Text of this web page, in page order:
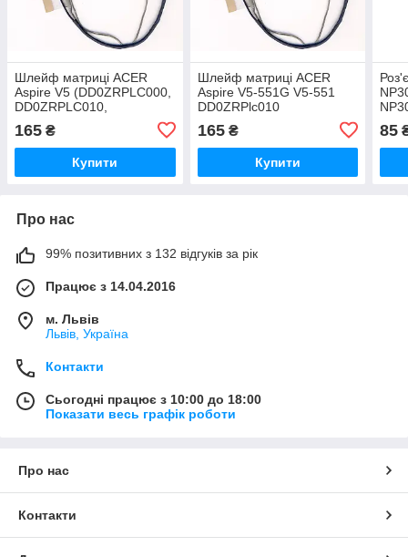
Шлейф матриці ACER
Aspire V5 (DD0ZRPLC000,
DD0ZRPLC010,
165 ₴
Купити
Шлейф матриці ACER
Aspire V5-551G V5-551
DD0ZRPlc010
165₴
Купити
85
Про нас
99% позитивних з 132 відгуків за рік
Працює з 14.04.2016
м. Львів
Львів, Україна
Контакти
Сьогодні працює з 10:00 до 18:00
Показати весь графік роботи
Про нас
Контакти